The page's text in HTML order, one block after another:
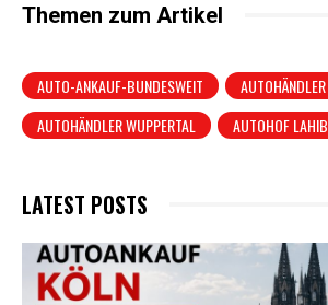
Themen zum Artikel
AUTO-ANKAUF-BUNDESWEIT
AUTOHÄNDLER
AUTOHÄNDLER WUPPERTAL
AUTOHOF LAHIB
LATEST POSTS